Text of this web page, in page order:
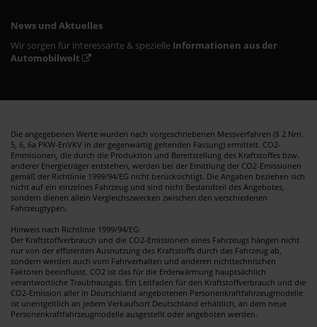
News und Aktuelles
Wir sorgen für interessante & spezielle Informationen aus der
Automobilwelt
Die angegebenen Werte wurden nach vorgeschriebenen Messverfahren (§ 2 Nrn.
5, 6, 6a PKW-EnVKV in der gegenwärtig geltenden Fassung) ermittelt. CO2-
Emmisionen, die durch die Produktion und Bereitstellung des Kraftstoffes bzw.
anderer Energieträger entstehen, werden bei der Emittlung der CO2-Emissionen
gemäß der Richtlinie 1999/94/EG nicht berücksichtigt. Die Angaben beziehen sich
nicht auf ein einzelnes Fahrzeug und sind nicht Bestandteil des Angebotes,
sondern dienen allein Vergleichszwecken zwischen den verschiedenen
Fahrzeugtypen.
Hinweis nach Richtlinie 1999/94/EG:
Der Kraftstoffverbrauch und die CO2-Emissionen eines Fahrzeugs hängen nicht
nur von der effizienten Ausnutzung des Kraftstoffs durch das Fahrzeug ab,
sondern werden auch vom Fahrverhalten und anderen nichttechnischen
Faktoren beeinflusst. CO2 ist das für die Erderwärmung hauptsächlich
verantwortliche Traubhausgas. Ein Leitfaden für den Kraftstoffverbrauch und die
CO2-Emission aller in Deutschland angebotenen Personenkraftfahrzeugmodelle
ist unentgeltlich an jedem Verkaufsort Deutschland erhältlich, an dem neue
Personenkraftfahrzeugmodelle ausgestellt oder angeboten werden.